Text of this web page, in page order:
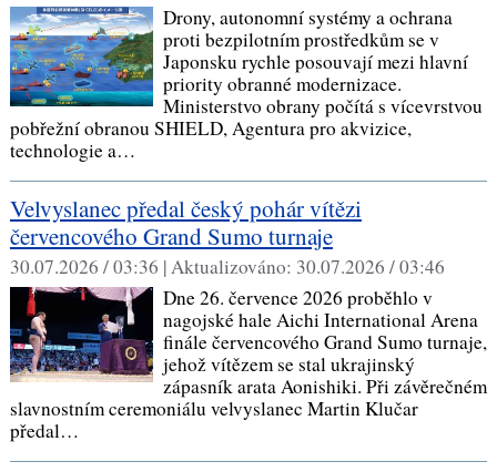
Drony, autonomní systémy a ochrana
proti bezpilotním prostředkům se v
Japonsku rychle posouvají mezi hlavní
priority obranné modernizace.
Ministerstvo obrany počítá s vícevrstvou
pobřežní obranou SHIELD, Agentura pro akvizice,
technologie a…
Velvyslanec předal český pohár vítězi
červencového Grand Sumo turnaje
30.07.2026 / 03:36 |Aktualizováno: 30.07.2026 / 03:46
Dne 26. července 2026 proběhlo v
nagojské hale Aichi International Arena
finále červencového Grand Sumo turnaje,
jehož vítězem se stal ukrajinský
zápasník arata Aonishiki. Při závěrečném
slavnostním ceremoniálu velvyslanec Martin Klučar
předal…